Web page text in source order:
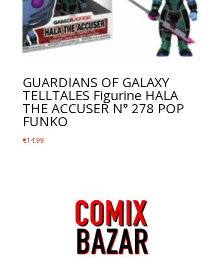
GUARDIANS OF GALAXY
TELLTALES Figurine HALA
THE ACCUSER N° 278 POP
FUNKO
€14.99